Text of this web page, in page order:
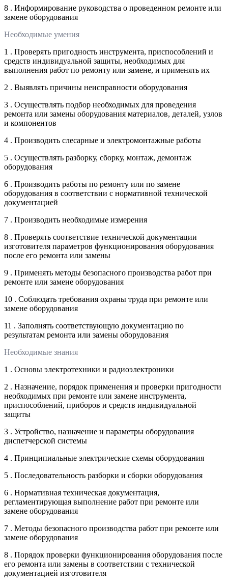
8 . Информирование руководства о проведенном ремонте или
замене оборудования
Необходимые умения
1 . Проверять пригодность инструмента, приспособлений и
средств индивидуальной защиты, необходимых для
выполнения работ по ремонту или замене, и применять их
2 . Выявлять причины неисправности оборудования
3 . Осуществлять подбор необходимых для проведения
ремонта или замены оборудования материалов, деталей, узлов
и компонентов
4 . Производить слесарные и электромонтажные работы
5 . Осуществлять разборку, сборку, монтаж, демонтаж
оборудования
6 . Производить работы по ремонту или по замене
оборудования в соответствии с нормативной технической
документацией
7 . Производить необходимые измерения
8 . Проверять соответствие технической документации
изготовителя параметров функционирования оборудования
после его ремонта или замены
9 . Применять методы безопасного производства работ при
ремонте или замене оборудования
10 . Соблюдать требования охраны труда при ремонте или
замене оборудования
11 . Заполнять соответствующую документацию по
результатам ремонта или замены оборудования
Необходимые знания
1 . Основы электротехники и радиоэлектроники
2 . Назначение, порядок применения и проверки пригодности
необходимых при ремонте или замене инструмента,
приспособлений, приборов и средств индивидуальной
защиты
3 . Устройство, назначение и параметры оборудования
диспетчерской системы
4 . Принципиальные электрические схемы оборудования
5 . Последовательность разборки и сборки оборудования
6 . Нормативная техническая документация,
регламентирующая выполнение работ при ремонте или
замене оборудования
7 . Методы безопасного производства работ при ремонте или
замене оборудования
8 . Порядок проверки функционирования оборудования после
его ремонта или замены в соответствии с технической
документацией изготовителя